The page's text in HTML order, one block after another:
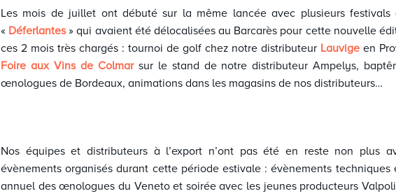
Les mois de juillet ont débuté sur la même lancée avec plusieurs festivals
« Déferlantes» qui avaient été délocalisées au Barcarès pour cette nouvelle
ces 2 mois très chargés : tournoi de golf chez notre distributeur Lauvigeen
Foire aux Vins de Colmarsur le stand de notre distributeur Ampelys,
œnologues de Bordeaux, animations dans les magasins de nos distributeurs…
Nos équipes et distributeurs à l’export n’ont pas été en reste non plus
évènements organisés durant cette période estivale : évènements techniques
annuel des œnologues du Veneto et soirée avec les jeunes producteurs